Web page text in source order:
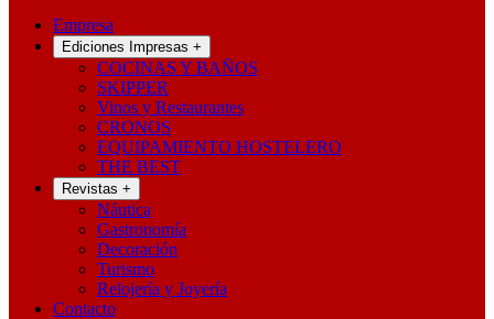
Empresa
Ediciones Impresas +
COCINAS Y BAÑOS
SKIPPER
Vinos y Restaurantes
CRONOS
EQUIPAMIENTO HOSTELERO
THE BEST
Revistas +
Náutica
Gastronomía
Decoración
Turismo
Relojería y Joyería
Contacto